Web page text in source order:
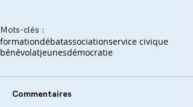
Mots-clés :
formationdébatassociationservice civique
bénévolatjeunesdémocratie
Commentaires